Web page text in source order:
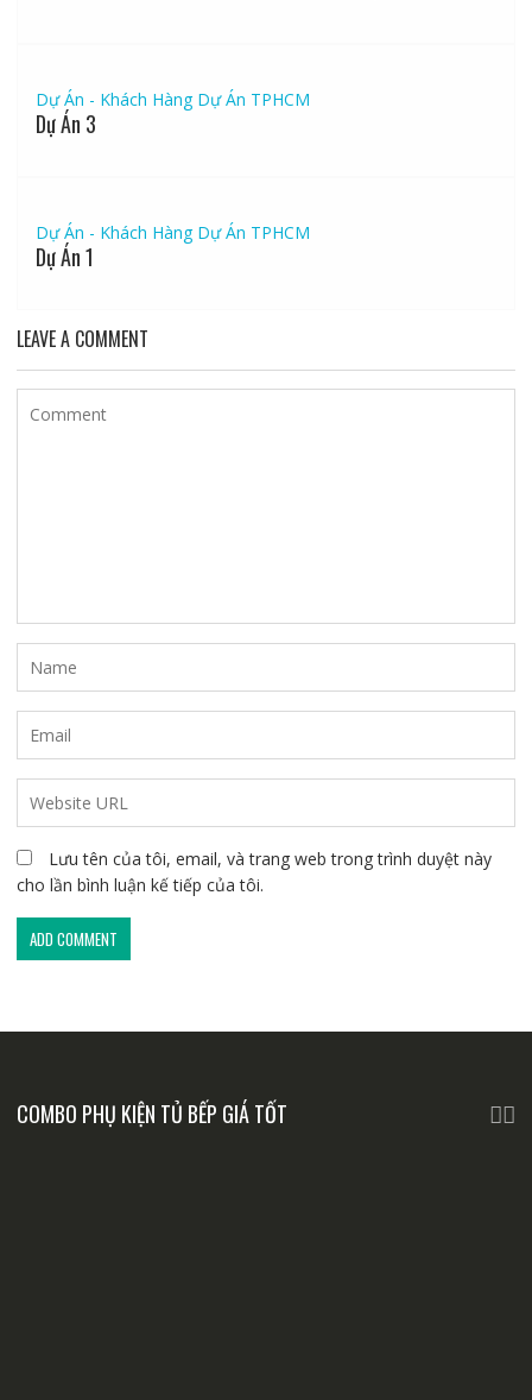
Dự Án - Khách Hàng Dự Án TPHCM
Dự Án 3
Dự Án - Khách Hàng Dự Án TPHCM
Dự Án 1
LEAVE A COMMENT
Lưu tên của tôi, email, và trang web trong trình duyệt này
cho lần bình luận kế tiếp của tôi.
COMBO PHỤ KIỆN TỦ BẾP GIÁ TỐT